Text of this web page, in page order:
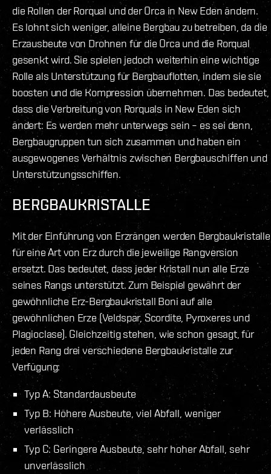
die Rollen der Rorqual und der Orca in New Eden ändern.
Es lohnt sich weniger, alleine Bergbau zu betreiben, da die
Erzausbeute von Drohnen für die Orca und die Rorqual
gesenkt wird. Sie spielen jedoch weiterhin eine wichtige
Rolle als Unterstützung für Bergbauflotten, indem sie sie
boosten und die Kompression übernehmen. Das bedeutet,
dass die Verbreitung von Rorquals in New Eden sich
ändert: Es werden mehr unterwegs sein – es sei denn,
Bergbaugruppen tun sich zusammen und haben ein
ausgewogenes Verhältnis zwischen Bergbauschiffen und
Unterstützungsschiffen.
BERGBAUKRISTALLE
Mit der Einführung von Erzrängen werden Bergbaukristalle
für eine Art von Erz durch die jeweilige Rangversion
ersetzt. Das bedeutet, dass jeder Kristall nun alle Erze
seines Rangs unterstützt. Zum Beispiel gewährt der
gewöhnliche Erz-Bergbaukristall Boni auf alle
gewöhnlichen Erze (Veldspar, Scordite, Pyroxeres und
Plagioclase). Gleichzeitig stehen, wie schon gesagt, für
jeden Rang drei verschiedene Bergbaukristalle zur
Verfügung:
Typ A: Standardausbeute
Typ B: Höhere Ausbeute, viel Abfall, weniger
verlässlich
Typ C: Geringere Ausbeute, sehr hoher Abfall, sehr
unverlässlich